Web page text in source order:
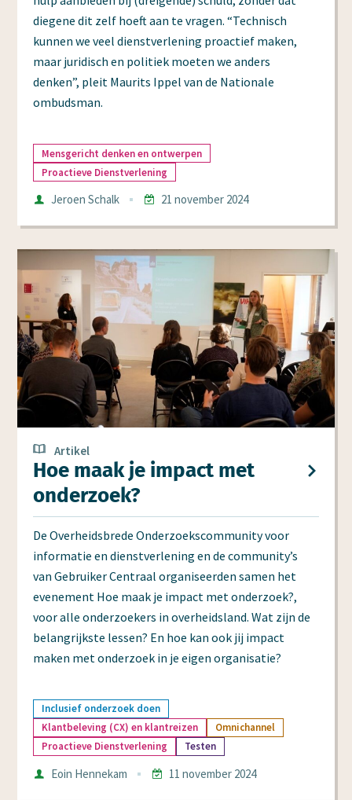
diegene dit zelf hoeft aan te vragen. “Technisch
kunnen we veel dienstverlening proactief maken,
maar juridisch en politiek moeten we anders
denken”, pleit Maurits Ippel van de Nationale
ombudsman.
Mensgericht denken en ontwerpen
Proactieve Dienstverlening
AuteurJeroen Schalk
21 november 2024
Hoe maak je impact met
onderzoek?
Artikel
De Overheidsbrede Onderzoekscommunity voor
informatie en dienstverlening en de community’s
van Gebruiker Centraal organiseerden samen het
evenement Hoe maak je impact met onderzoek?,
voor alle onderzoekers in overheidsland. Wat zijn de
belangrijkste lessen? En hoe kan ook jij impact
maken met onderzoek in je eigen organisatie?
Inclusief onderzoek doen
Klantbeleving (CX) en klantreizen
Omnichannel
Proactieve Dienstverlening
Testen
AuteurEoin Hennekam
11 november 2024